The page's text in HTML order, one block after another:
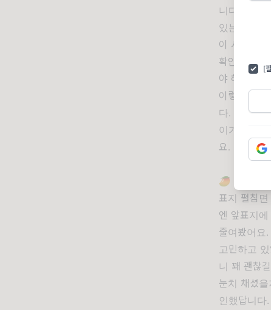
[
니다. 고치
있는 거죠.
이 시기에
확인하는 데
야 해요.
이렇게 확
다. 이번 책
이가 나지
요. 허허. 잘
🥭 망고 작
표지 펼침
엔 앞표지
줄여봤어요
고민하고
니 꽤 괜찮
눈치 채셨
인했답니